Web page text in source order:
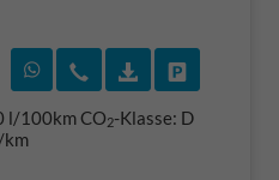
Rückruf vereinbaren
Wir rufen Sie an
l/100kmCO2-Klasse: D
km